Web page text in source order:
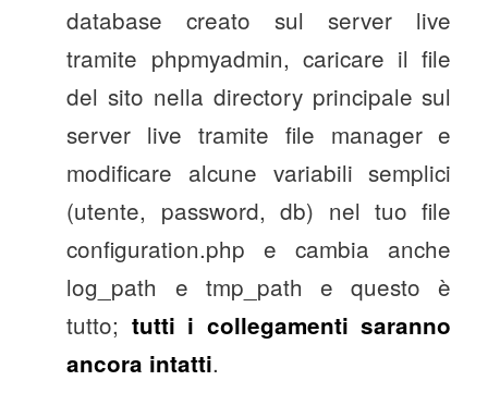
database creato sul server live
tramite phpmyadmin, caricare il file
del sito nella directory principale sul
server live tramite file manager e
modificare alcune variabili semplici
(utente, password, db) nel tuo file
configuration.php e cambia anche
log_path e tmp_path e questo è
tutto; tutti i collegamenti saranno
ancora intatti.